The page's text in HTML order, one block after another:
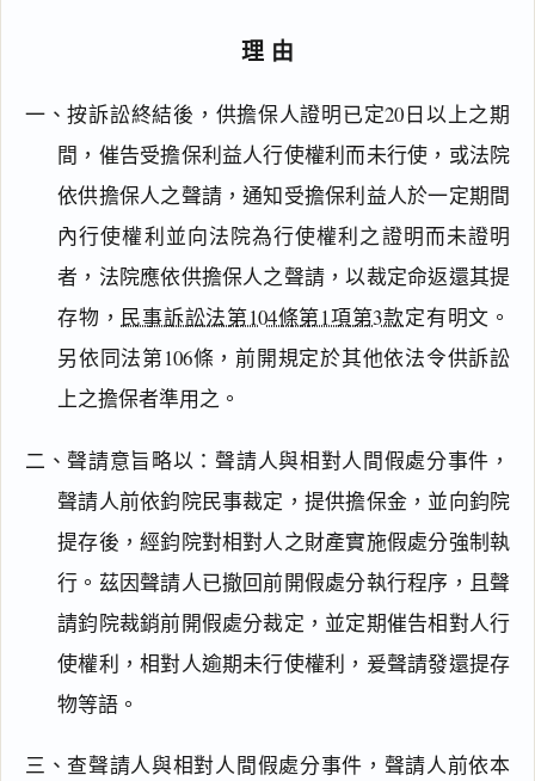
理由
一、按訴訟終結後，供擔保人證明已定20日以上之期
間，催告受擔保利益人行使權利而未行使，或法院
依供擔保人之聲請，通知受擔保利益人於一定期間
內行使權利並向法院為行使權利之證明而未證明
者，法院應依供擔保人之聲請，以裁定命返還其提
存物， 民事訴訟法第104條第1項第3款定有明文。
另依同法第106條，前開規定於其他依法令供訴訟
上之擔保者準用之。
二、聲請意旨略以：聲請人與相對人間假處分事件，
聲請人前依鈞院民事裁定，提供擔保金，並向鈞院
提存後，經鈞院對相對人之財產實施假處分強制執
行。茲因聲請人已撤回前開假處分執行程序，且聲
請鈞院裁銷前開假處分裁定，並定期催告相對人行
使權利，相對人逾期未行使權利，爰聲請發還提存
物等語。
三、查聲請人與相對人間假處分事件，聲請人前依本